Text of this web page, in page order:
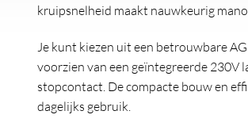
kruipsnelheid maakt nauwkeurig
Je kunt kiezen uit een betrouwbare
voorzien van een geïntegreerde 230V
stopcontact. De compacte bouw en
dagelijks gebruik.